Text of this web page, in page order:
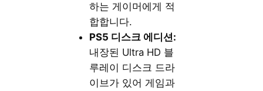
하는 게이머에게 적
합합니다.
PS5 디스크 에디션:
내장된 Ultra HD 블
루레이 디스크 드라
이브가 있어 게임과